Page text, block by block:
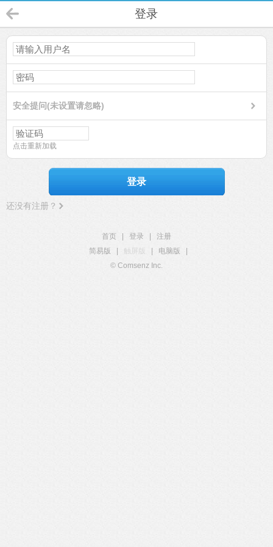
登录
安全提问(未设置请忽略)
点击重新加载
登录
还没有注册？
首页 登录
注册
简易版
触屏版 电脑版
© Comsenz Inc.